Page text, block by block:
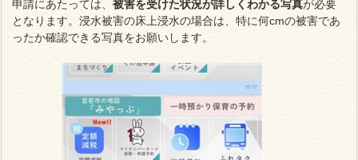
申請にあたっては、被害を受けた状況が詳しくわかる写真が必要
となります。浸水被害の床上浸水の場合は、特に何cmの被害であ
ったか確認できる写真をお願いします。